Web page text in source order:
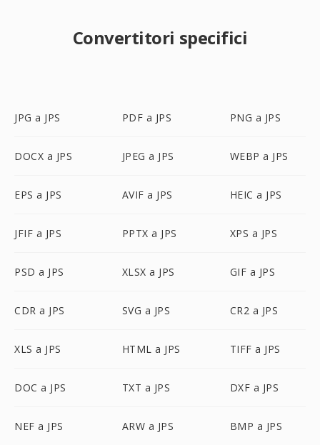
Convertitori specifici
JPG a JPS PDF a JPS PNG a JPS
DOCX a JPS JPEG a JPS WEBP a JPS
EPS a JPS AVIF a JPS HEIC a JPS
JFIF a JPS PPTX a JPS XPS a JPS
PSD a JPS XLSX a JPS GIF a JPS
CDR a JPS SVG a JPS CR2 a JPS
XLS a JPS HTML a JPS TIFF a JPS
DOC a JPS TXT a JPS DXF a JPS
NEF a JPS ARW a JPS BMP a JPS